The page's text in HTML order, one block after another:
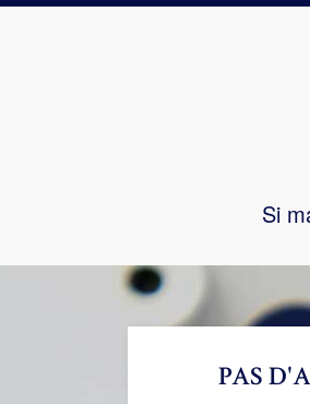
Si
PAS